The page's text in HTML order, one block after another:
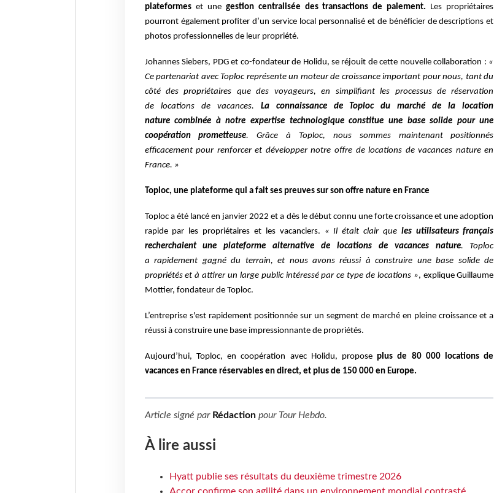
plateformeset une gestion centralisée des transactions de paiement. Les propriétaires
pourront également profiter d’un service local personnalisé et de bénéficier de descriptions et
photos professionnelles de leur propriété.
Johannes Siebers, PDG et co-fondateur de Holidu, se réjouit de cette nouvelle collaboration : «
Ce partenariat avec Toploc représente un moteur de croissance important pour nous, tantdu
côté des propriétaires que des voyageurs, en simplifiant les processus de réservation
de locations de vacances. La connaissance de Toploc du marché de la location
naturecombinée à notre expertise technologique constitue une base solide pour une
coopérationprometteuse. Grâce à Toploc, nous sommes maintenant positionnés
efficacement pour renforcer et développer notre offre de locations de vacances nature en
France. »
Toploc, une plateforme qui a fait ses preuves sur son offre nature en France
Toploc a été lancé en janvier 2022 et a dès le début connu une forte croissance et uneadoption
rapide par les propriétaires et les vacanciers. « Il était clair que les utilisateursfrançais
recherchaient une plateforme alternative de locations de vacances nature. Toploc
arapidement gagné du terrain, et nous avons réussi à construire une base solide de
propriétéset à attirer un large public intéressé par ce type de locations », explique Guillaume
Mottier, fondateur de Toploc.
L’entreprise s'est rapidement positionnée sur un segment de marché en pleine croissance eta
réussi à construire une base impressionnante de propriétés.
Aujourd’hui, Toploc, encoopération avec Holidu, proposeplus de 80 000 locations de
vacances en France réservables en direct, et plus de 150 000 en Europe.
Article signé par Rédactionpour Tour Hebdo.
À lire aussi
Hyatt publie ses résultats du deuxième trimestre 2026